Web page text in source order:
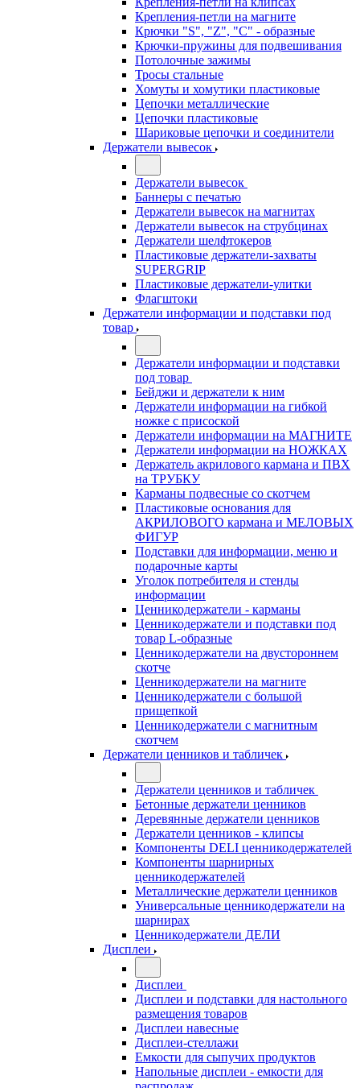
Крепления-петли на магните
Крючки "S", "Z", "C" - образные
Крючки-пружины для подвешивания
Потолочные зажимы
Тросы стальные
Хомуты и хомутики пластиковые
Цепочки металлические
Цепочки пластиковые
Шариковые цепочки и соединители
Держатели вывесок
Держатели вывесок
Баннеры с печатью
Держатели вывесок на магнитах
Держатели вывесок на струбцинах
Держатели шелфтокеров
Пластиковые держатели-захваты
SUPERGRIP
Пластиковые держатели-улитки
Флагштоки
Держатели информации и подставки под
товар
Держатели информации и подставки
под товар
Бейджи и держатели к ним
Держатели информации на гибкой
ножке с присоской
Держатели информации на МАГНИТЕ
Держатели информации на НОЖКАХ
Держатель акрилового кармана и ПВХ
на ТРУБКУ
Карманы подвесные со скотчем
Пластиковые основания для
АКРИЛОВОГО кармана и МЕЛОВЫХ
ФИГУР
Подставки для информации, меню и
подарочные карты
Уголок потребителя и стенды
информации
Ценникодержатели - карманы
Ценникодержатели и подставки под
товар L-образные
Ценникодержатели на двустороннем
скотче
Ценникодержатели на магните
Ценникодержатели с большой
прищепкой
Ценникодержатели с магнитным
скотчем
Держатели ценников и табличек
Держатели ценников и табличек
Бетонные держатели ценников
Деревянные держатели ценников
Держатели ценников - клипсы
Компоненты DELI ценникодержателей
Компоненты шарнирных
ценникодержателей
Металлические держатели ценников
Универсальные ценникодержатели на
шарнирах
Ценникодержатели ДЕЛИ
Дисплеи
Дисплеи
Дисплеи и подставки для настольного
размещения товаров
Дисплеи навесные
Дисплеи-стеллажи
Емкости для сыпучих продуктов
Напольные дисплеи - емкости для